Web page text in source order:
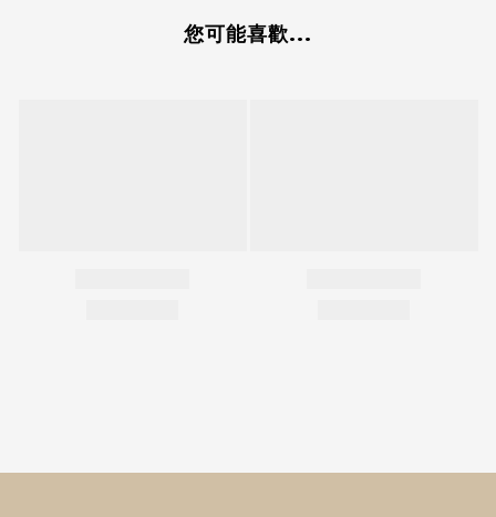
您可能喜歡...